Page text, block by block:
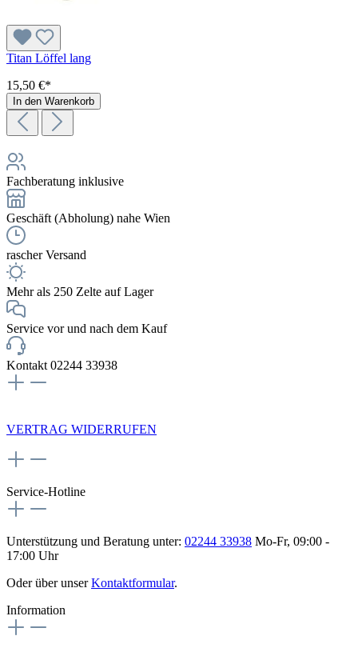
Titan Löffel lang
15,50 €*
In den Warenkorb
Fachberatung inklusive
Geschäft (Abholung) nahe Wien
rascher Versand
Mehr als 250 Zelte auf Lager
Service vor und nach dem Kauf
Kontakt 02244 33938
VERTRAG WIDERRUFEN
Service-Hotline
Unterstützung und Beratung unter: 02244 33938 Mo-Fr, 09:00 -
17:00 Uhr
Oder über unserKontaktformular.
Information